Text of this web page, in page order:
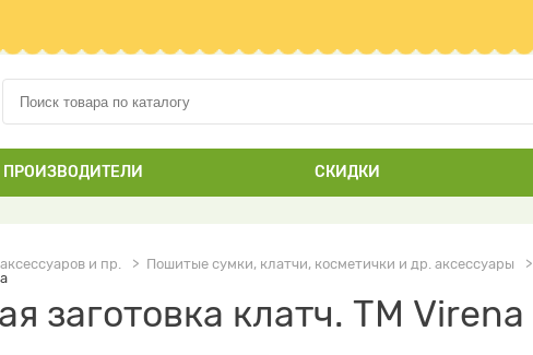
ПРОИЗВОДИТЕЛИ СКИДКИ
и пр.
Пошитые сумки, клатчи, косметички и др. аксессуары
заготовка клатч. ТМ Virena